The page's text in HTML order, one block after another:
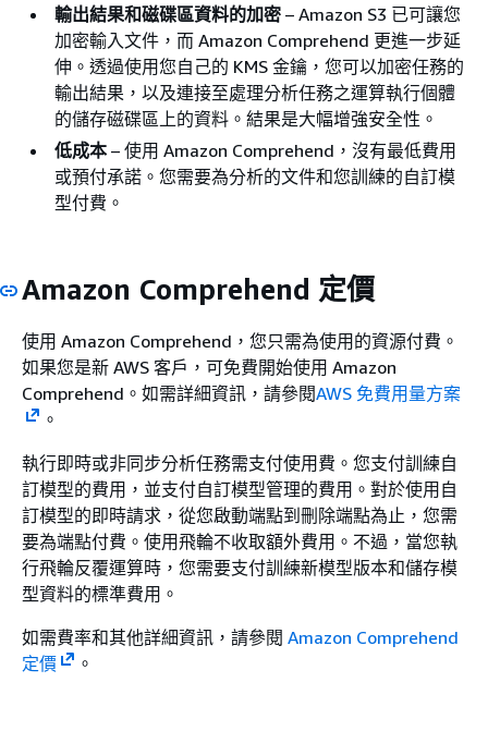
輸出結果和磁碟區資料的加密 – Amazon S3 已可讓您
加密輸入文件，而 Amazon Comprehend 更進一步延
伸。透過使用您自己的 KMS 金鑰，您可以加密任務的
輸出結果，以及連接至處理分析任務之運算執行個體
的儲存磁碟區上的資料。結果是大幅增強安全性。
低成本– 使用 Amazon Comprehend，沒有最低費用
或預付承諾。您需要為分析的文件和您訓練的自訂模
型付費。
Amazon Comprehend 定價
使用 Amazon Comprehend，您只需為使用的資源付費。
如果您是新 AWS 客戶，可免費開始使用 Amazon
Comprehend。如需詳細資訊，請參閱AWS 免費用量方案
。
執行即時或非同步分析任務需支付使用費。您支付訓練自
訂模型的費用，並支付自訂模型管理的費用。對於使用自
訂模型的即時請求，從您啟動端點到刪除端點為止，您需
要為端點付費。使用飛輪不收取額外費用。不過，當您執
行飛輪反覆運算時，您需要支付訓練新模型版本和儲存模
型資料的標準費用。
如需費率和其他詳細資訊，請參閱 Amazon Comprehend
定價
。